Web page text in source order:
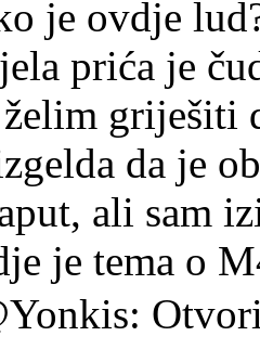
je ovdje
prića je
griješiti
da je
ali sam
je tema o